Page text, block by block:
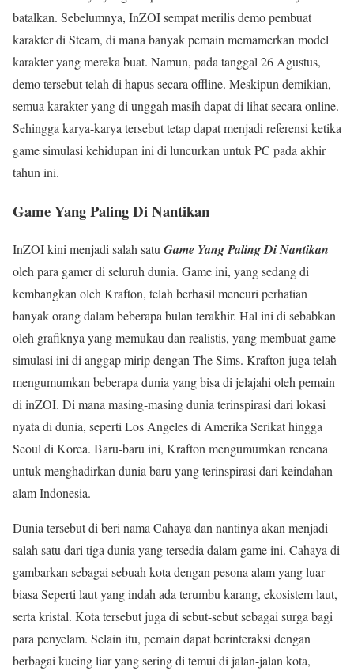
batalkan. Sebelumnya, InZOI sempat merilis demo pembuat
karakter di Steam, di mana banyak pemain memamerkan model
karakter yang mereka buat. Namun, pada tanggal 26 Agustus,
demo tersebut telah di hapus secara offline. Meskipun demikian,
semua karakter yang di unggah masih dapat di lihat secara online.
Sehingga karya-karya tersebut tetap dapat menjadi referensi ketika
game simulasi kehidupan ini di luncurkan untuk PC pada akhir
tahun ini.
Game Yang Paling Di Nantikan
InZOI kini menjadi salah satuGame Yang Paling Di Nantikan
oleh para gamer di seluruh dunia. Game ini, yang sedang di
kembangkan oleh Krafton, telah berhasil mencuri perhatian
banyak orang dalam beberapa bulan terakhir. Hal ini di sebabkan
oleh grafiknya yang memukau dan realistis, yang membuat game
simulasi ini di anggap mirip dengan The Sims. Krafton juga telah
mengumumkan beberapa dunia yang bisa di jelajahi oleh pemain
di inZOI. Di mana masing-masing dunia terinspirasi dari lokasi
nyata di dunia, seperti Los Angeles di Amerika Serikat hingga
Seoul di Korea. Baru-baru ini, Krafton mengumumkan rencana
untuk menghadirkan dunia baru yang terinspirasi dari keindahan
alam Indonesia.
Dunia tersebut di beri nama Cahaya dan nantinya akan menjadi
salah satu dari tiga dunia yang tersedia dalam game ini. Cahaya di
gambarkan sebagai sebuah kota dengan pesona alam yang luar
biasa Seperti laut yang indah ada terumbu karang, ekosistem laut,
serta kristal. Kota tersebut juga di sebut-sebut sebagai surga bagi
para penyelam. Selain itu, pemain dapat berinteraksi dengan
berbagai kucing liar yang sering di temui di jalan-jalan kota,